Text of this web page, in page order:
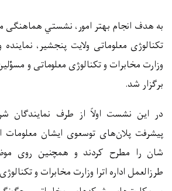
به هدف انجام بهتر امور، نشستي هماهنگی
تکنالوژی معلوماتی ولایت پنجشیر، نماینده
وزارت مخابرات و تکنالوژی معلوماتی و
برگزار شد.
در این نشست اولاً از طرف نمایندگان
پیشرفت پلان‌های توسعوی ایشان معلومات
شان را مطرح کردند و همچنین روی
طرزالعمل اداره اترا وزارت مخابرات و